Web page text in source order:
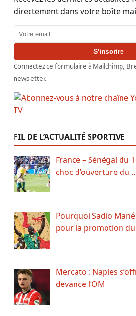
directement dans votre boîte
Adresse email
S'inscrire
Connectez ce formulaire à Mailchimp,
newsletter.
FIL DE L’ACTUALITÉ SPORTIVE
France – Sénégal du
choc d’ouverture du
Pourquoi Sadio
pour la promotion
Mercato : Naples
devance l’OM